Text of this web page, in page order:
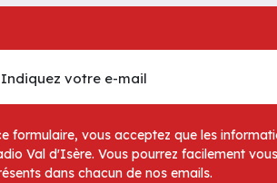
formulaire, vous acceptez que les
Val d'Isère. Vous pourrez facilement
dans chacun de nos emails.